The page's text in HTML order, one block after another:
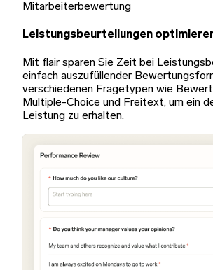
Mitarbeiterbewertung
Leistungsbeurteilungen
Mit flair sparen Sie Zeit bei
einfach auszufüllender
verschiedenen Fragetypen wie
Multiple-Choice und Freitext, um ein
Leistung zu erhalten.